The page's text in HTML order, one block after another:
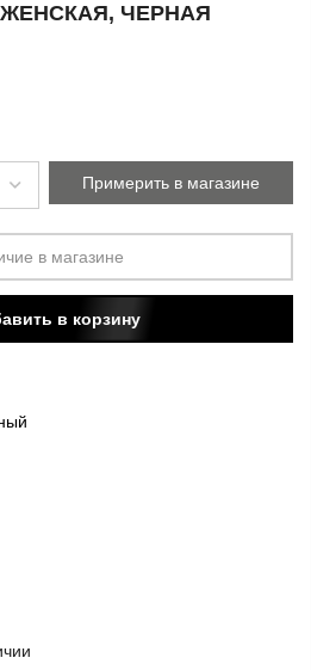
ЧЕРНАЯ
Примерить в магазине
в магазине
в корзину